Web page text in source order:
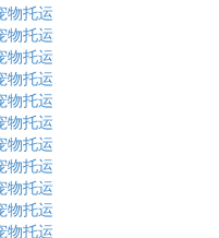
物托运
物托运
物托运
物托运
物托运
物托运
物托运
物托运
物托运
物托运
物托运